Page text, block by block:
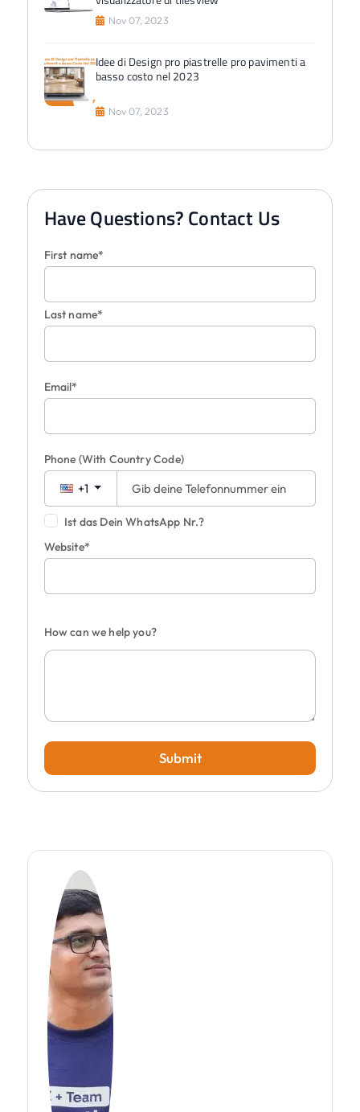
Nov 07, 2023
Idee di Design pro piastrelle pro pavimenti a
basso costo nel 2023
Nov 07, 2023
Have Questions? Contact Us
First name*
Last name*
Email*
Phone (With Country Code)
+1
Ist das Dein WhatsApp Nr.?
Website*
How can we help you?
Submit